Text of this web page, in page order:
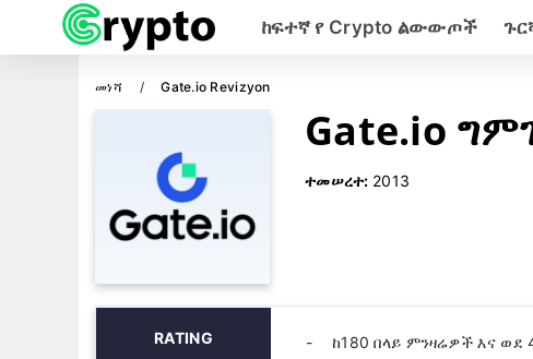
ከፍተኛ የ Crypto ልውውጦች
መነሻ Gate.io Revizyon
Gate.io
ተመሠረተ: 2013
RATING
ከ180 በላይ ምንዛሬዎች እና